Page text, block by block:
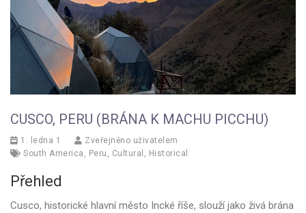
CUSCO, PERU (BRÁNA K MACHU PICCHU)
1. ledna 1
Zveřejněno uživatelem
South America , Peru , Cultural , Historical
Přehled
Cusco, historické hlavní město Incké říše, slouží jako živá brána